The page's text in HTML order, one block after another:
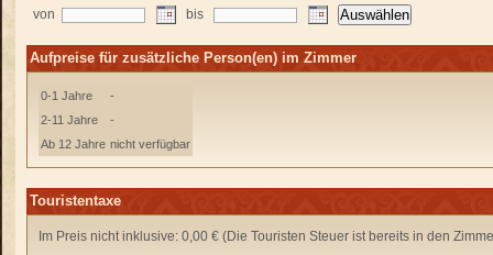
von bis
Aufpreise für zusätzliche Person(en) im Zimmer
0-1 Jahre
-
2-11 Jahre
-
Ab 12 Jahre nicht verfügbar
Touristentaxe
Im Preis nicht inklusive: 0,00 € (Die Touristen Steuer ist bereits in den